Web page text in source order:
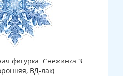
фигурка. Снежинка 3
ВД-лак)